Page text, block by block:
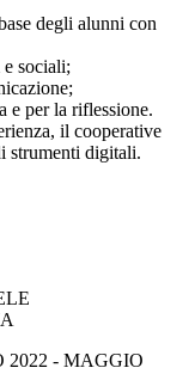
degli alunni con
sociali;
e per la riflessione.
il cooperative
strumenti digitali.
2022 - MAGGIO